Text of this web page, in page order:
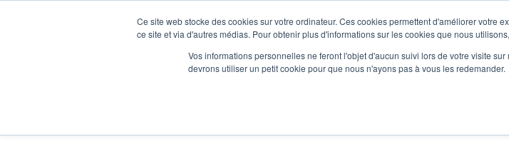
Ce site web stocke des cookies sur votre ordinateur. Ces cookies permettent d'améliorer votre
ce site et via d'autres médias. Pour obtenir plus d'informations sur les cookies que nous
Vos informations personnelles ne feront l'objet d'aucun suivi lors de votre visite
devrons utiliser un petit cookie pour que nous n'ayons pas à vous les redemander.
Je participe à une session d’information Le podcast L'infolettre